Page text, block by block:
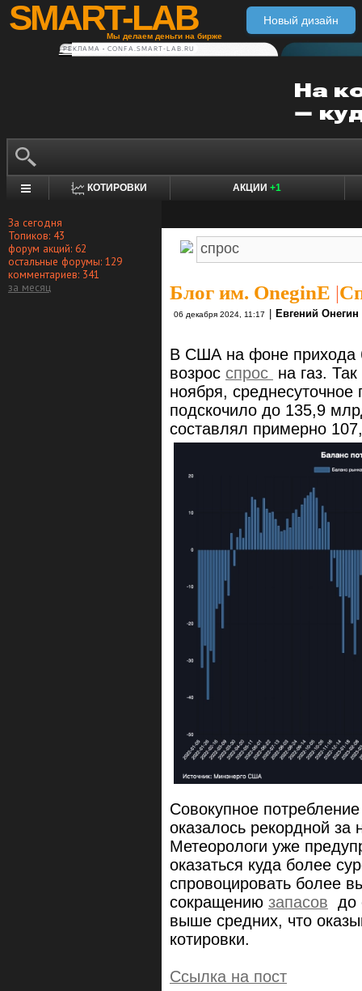
SMART-LAB
Мы делаем деньги на бирже
Новый дизайн
РЕКЛАМА • CONFA.SMART-LAB.RU
КОТИРОВКИ АКЦИИ +1
За сегодня
Топиков: 43
форум акций: 62
остальные форумы: 129
комментариев: 341
за месяц
Блог им. OneginE |
06 декабря 2024, 11:17 Евгений Онегин
В США на фоне прихода
возрос спрос на газ.
ноября, среднесуточное
подскочило до 135,9
составлял примерно
Совокупное
оказалось рекордной за
Метеорологи уже
оказаться куда более
спровоцировать более
сокращению запасов до
выше средних, что
котировки.
Ссылка на пост